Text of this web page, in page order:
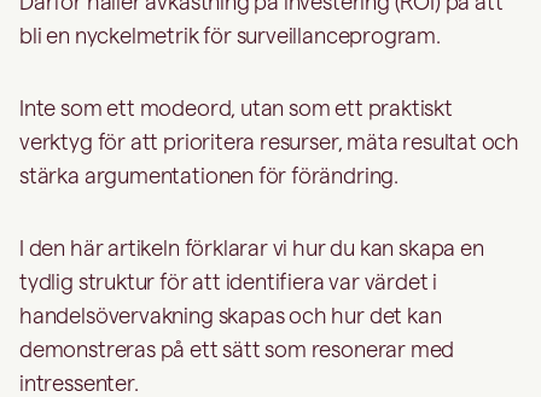
bli en nyckelmetrik för surveillanceprogram.
Inte som ett modeord, utan som ett praktiskt
verktyg för att prioritera resurser, mäta resultat och
stärka argumentationen för förändring.
I den här artikeln förklarar vi hur du kan skapa en
tydlig struktur för att identifiera var värdet i
handelsövervakning skapas och hur det kan
demonstreras på ett sätt som resonerar med
intressenter.